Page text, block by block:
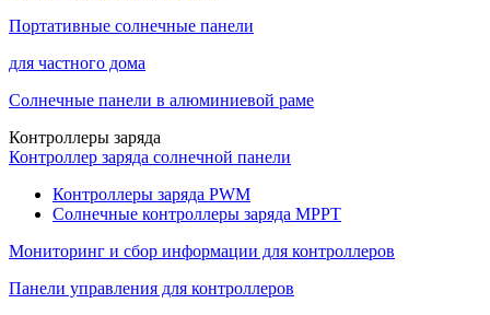
Портативные солнечные панели
для частного дома
Солнечные панели в алюминиевой раме
Контроллеры заряда
Контроллер заряда солнечной панели
Контроллеры заряда PWM
Солнечные контроллеры заряда MPPT
Мониторинг и сбор информации для контроллеров
Панели управления для контроллеров